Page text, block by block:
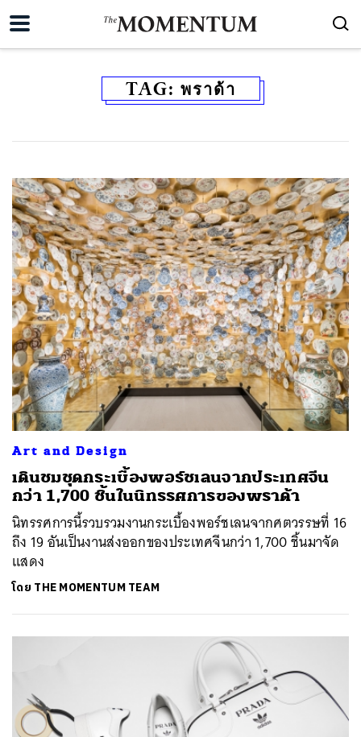
TAG: พราด้า
Art and Design
เดินชมชุดกระเบื้องพอร์ชเลนจากประเทศจีน
กว่า 1,700 ชิ้นในนิทรรศการของพราด้า
นิทรรศการนี้รวบรวมงานกระเบื้องพอร์ชเลนจากศตวรรษที่ 16
ถึง 19 อันเป็นงานส่งออกของประเทศจีนกว่า 1,700 ชิ้นมาจัด
แสดง
โดย THE MOMENTUM TEAM